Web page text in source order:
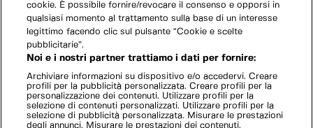
cookie. È possibile fornire/revocare il consenso e opporsi in
qualsiasi momento al trattamento sulla base di un interesse
legittimo facendo clic sul pulsante “Cookie e scelte
pubblicitarie”.
Noi e i nostri partner trattiamo i dati per fornire:
Archiviare informazioni su dispositivo e/o accedervi. Creare
profili per la pubblicità personalizzata. Creare profili per la
personalizzazione dei contenuti. Utilizzare profili per la
selezione di contenuti personalizzati. Utilizzare profili per la
selezione di pubblicità personalizzata. Misurare le prestazioni
degli annunci. Misurare le prestazioni dei contenuti.